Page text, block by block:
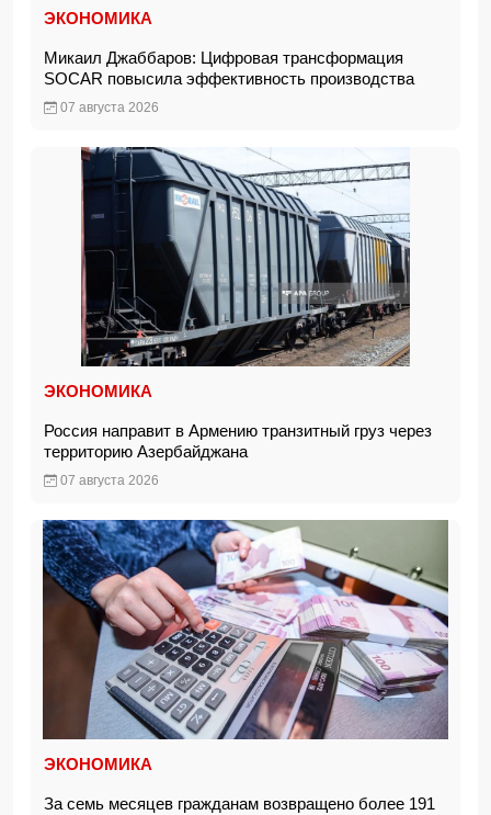
ЭКОНОМИКА
Микаил Джаббаров: Цифровая трансформация
SOCAR повысила эффективность производства
07 августа 2026
ЭКОНОМИКА
Россия направит в Армению транзитный груз через
территорию Азербайджана
07 августа 2026
ЭКОНОМИКА
За семь месяцев гражданам возвращено более 191